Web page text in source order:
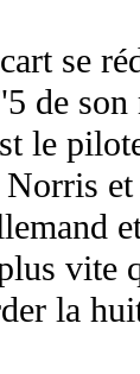
se
de
le
Norris
vite
la